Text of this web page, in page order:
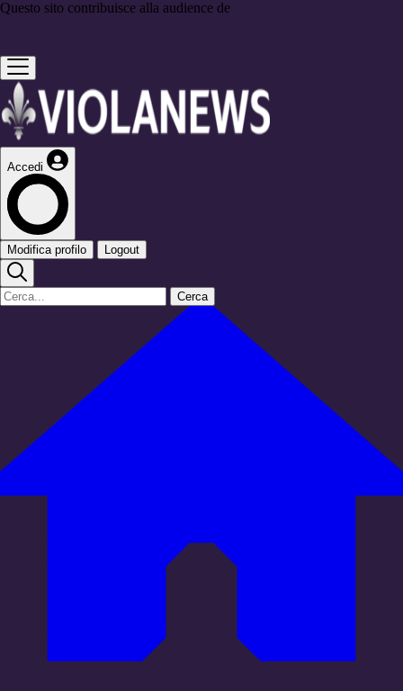
Questo sito contribuisce alla audience de
Accedi
Modifica profilo Logout
Cerca